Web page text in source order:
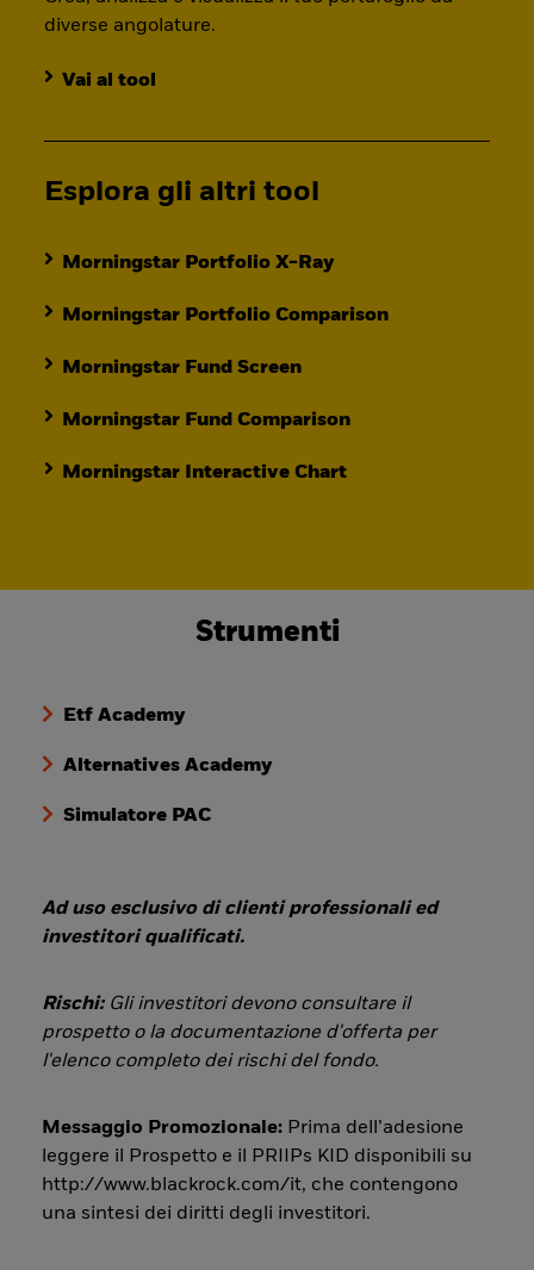
diverse angolature.
Vai al tool
Esplora gli altri tool
Morningstar Portfolio X-Ray
Morningstar Portfolio Comparison
Morningstar Fund Screen
Morningstar Fund Comparison
Morningstar Interactive Chart
Strumenti
Etf Academy
Alternatives Academy
Simulatore PAC
Ad uso esclusivo di clienti professionali ed
investitori qualificati.
Rischi: Gli investitori devono consultare il
prospetto o la documentazione d'offerta per
l'elenco completo dei rischi del fondo.
Messaggio Promozionale: Prima dell’adesione
leggere il Prospetto e il PRIIPs KID disponibili su
http://www.blackrock.com/it, che contengono
una sintesi dei diritti degli investitori.